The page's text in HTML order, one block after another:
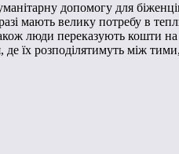
допомогу для
мають велику потребу в
люди переказують кошти на
їх розподілятимуть між